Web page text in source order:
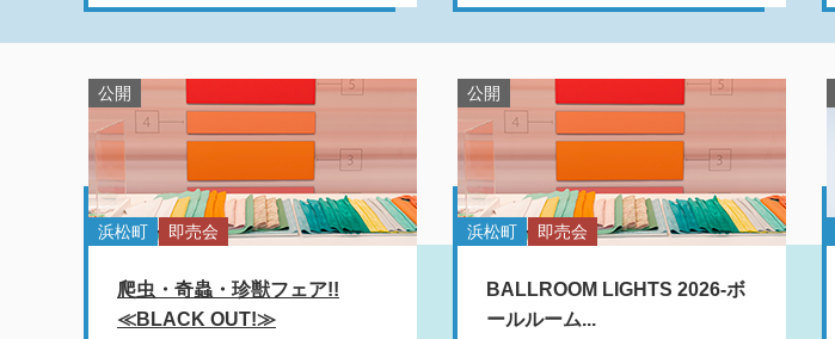
公開
浜松町 即売会
爬虫・奇蟲・珍獣フェア!!
≪BLACK OUT!≫
公開
浜松町 即売会
BALLROOM LIGHTS 2026-ボ
ールルーム...